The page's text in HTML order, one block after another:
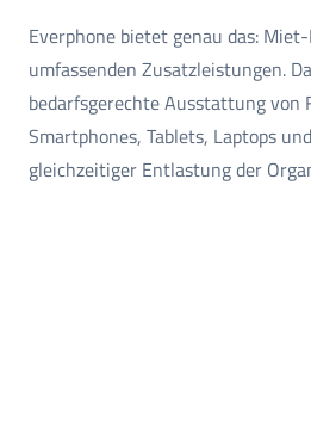
Everphone bietet genau das:
umfassenden Zusatzleistungen.
bedarfsgerechte Ausstattung von
Smartphones, Tablets, Laptops
gleichzeitiger Entlastung der